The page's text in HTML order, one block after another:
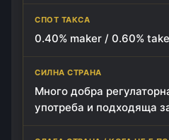
0.40% maker / 0.60%
Много добра
употреба и подходяща